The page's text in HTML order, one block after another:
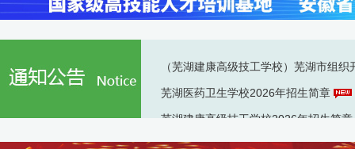
（芜湖建康高级技工学校）芜湖市组
芜湖医药卫生学校2026年招生简章
芜湖建康高级技工学校2026年招生简章